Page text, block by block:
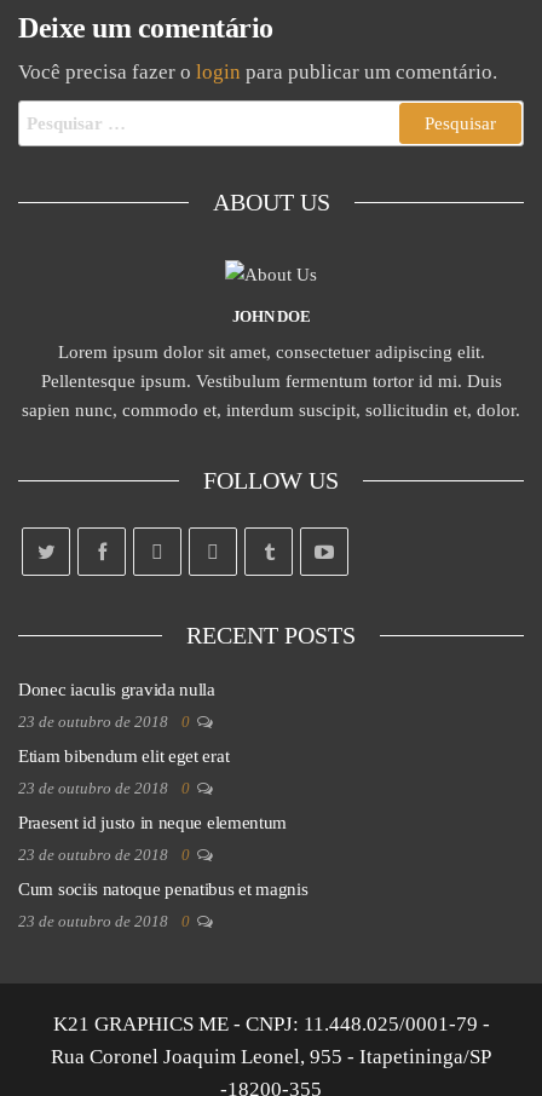
Deixe um comentário
Você precisa fazer o login para publicar um comentário.
ABOUT US
JOHN DOE
Lorem ipsum dolor sit amet, consectetuer adipiscing elit.
Pellentesque ipsum. Vestibulum fermentum tortor id mi. Duis
sapien nunc, commodo et, interdum suscipit, sollicitudin et, dolor.
FOLLOW US
RECENT POSTS
Donec iaculis gravida nulla
23 de outubro de 2018 0
Etiam bibendum elit eget erat
23 de outubro de 2018 0
Praesent id justo in neque elementum
23 de outubro de 2018 0
Cum sociis natoque penatibus et magnis
23 de outubro de 2018 0
K21 GRAPHICS ME - CNPJ: 11.448.025/0001-79 -
Rua Coronel Joaquim Leonel, 955 - Itapetininga/SP
-18200-355